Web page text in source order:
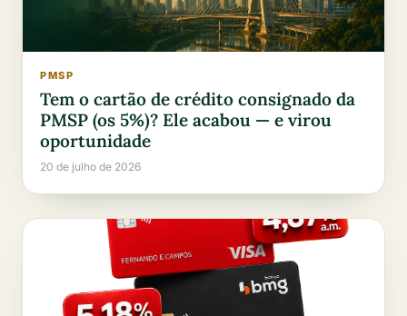
PMSP
Tem o cartão de crédito consignado da
PMSP (os 5%)? Ele acabou — e virou
oportunidade
20 de julho de 2026